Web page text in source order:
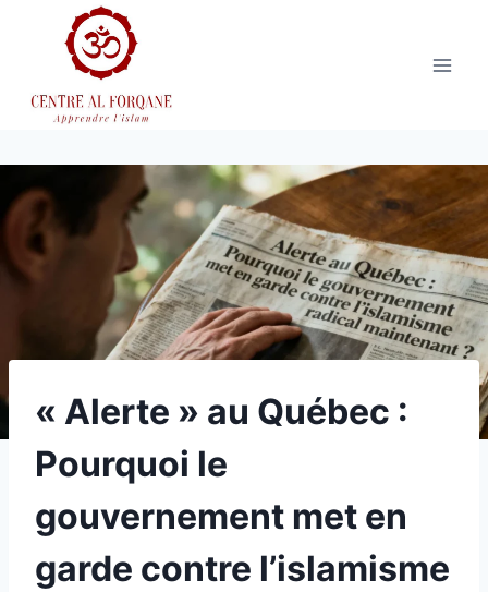
« Alerte » au Québec :
Pourquoi le
gouvernement met en
garde contre l’islamisme